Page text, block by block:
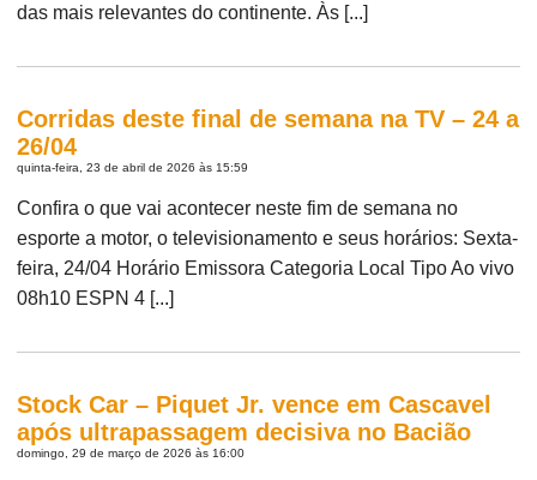
das mais relevantes do continente. Às [...]
Corridas deste final de semana na TV – 24 a
26/04
quinta-feira, 23 de abril de 2026 às 15:59
Confira o que vai acontecer neste fim de semana no
esporte a motor, o televisionamento e seus horários: Sexta-
feira, 24/04 Horário Emissora Categoria Local Tipo Ao vivo
08h10 ESPN 4 [...]
Stock Car – Piquet Jr. vence em Cascavel
após ultrapassagem decisiva no Bacião
domingo, 29 de março de 2026 às 16:00